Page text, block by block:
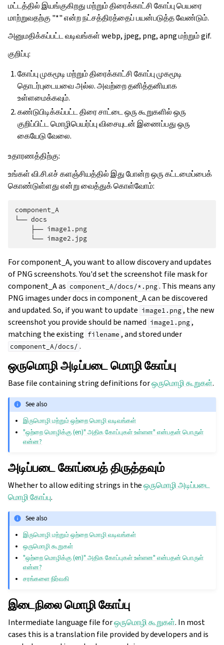
மட்டத்தில் இயங்குகிறது மற்றும் திரைக்காட்சி கோப்பு பெயரை
மாற்றுவதற்கு "*" என்ற நட்சத்திரத்தைப் பயன்படுத்த வேண்டும்.
அனுமதிக்கப்பட்ட வடிவங்கள் webp, jpeg, png, apng மற்றும் gif.
குறிப்பு:
கோப்பு முகமூடி மற்றும் திரைக்காட்சி கோப்பு முகமூடி
தொடர்புடையவை அல்ல. அவற்றை தனித்தனியாக
உள்ளமைக்கவும்.
கண்டுபிடிக்கப்பட்ட திரை சாட்டை ஒரு கூறுகளில் ஒரு
குறிப்பிட்ட மொழிபெயர்ப்பு விசையுடன் இணைப்பது ஒரு
கையேடு வேலை.
உதாரணத்திற்கு:
உங்கள் வி.சி.எச் களஞ்சியத்தில் இது போன்ற ஒரு கட்டமைப்பைக்
கொண்டுள்ளது என்று வைத்துக் கொள்வோம்:
component_A
└── docs
    ├── image1.png
For component_A, you want to allow discovery and updates
of PNG screenshots. You'd set the screenshot file mask for
component_A as component_A/docs/*.png . This means any
PNG images under docs in component_A can be discovered
and updated. So, if you want to update image1.png , the new
screenshot you provide should be named image1.png ,
matching the existing filename , and stored under
component_A/docs/ .
ஒருமொழி அடிப்படை மொழி கோப்பு
Base file containing string definitions forஒருமொழி கூறுகள்.
See also
இருமொழி மற்றும் ஒற்றை மொழி வடிவங்கள்
"ஒற்றை மொழிக்கு (en)" அதிக கோப்புகள் உள்ளன" என்பதன் பொருள்
என்ன?
அடிப்படை கோப்பைத் திருத்தவும்
Whether to allow editing strings in theஒருமொழி அடிப்படை
மொழி கோப்பு.
See also
இருமொழி மற்றும் ஒற்றை மொழி வடிவங்கள்
ஒருமொழி கூறுகள்
"ஒற்றை மொழிக்கு (en)" அதிக கோப்புகள் உள்ளன" என்பதன் பொருள்
என்ன?
சரங்களை நிர்வகி
இடைநிலை மொழி கோப்பு
Intermediate language file forஒருமொழி கூறுகள். In most
cases this is a translation file provided by developers and is